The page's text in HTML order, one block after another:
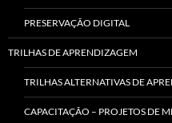
PRESERVAÇÃO DIGITAL
TRILHAS DE APRENDIZAGEM
TRILHAS ALTERNATIVAS DE
CAPACITAÇÃO – PROJETOS DE